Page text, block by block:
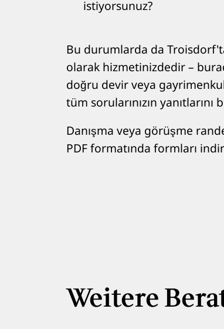
istiyorsunuz?
Bu durumlarda da
olarak hizmetinizdedir –
doğru devir veya
tüm sorularınızın yanıtlarını
Danışma veya görüşme
PDF formatında formları
Weitere